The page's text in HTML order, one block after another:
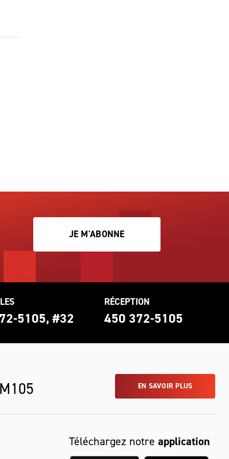
JE M'ABONNE
5105, #32
RÉCEPTION
450 372-5105
EN SAVOIR PLUS
Téléchargez notre application